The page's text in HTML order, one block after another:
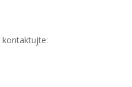
kontaktujte: